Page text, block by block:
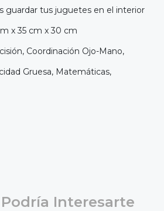
tus juguetes en el interior
x 35 cm x 30 cm
Coordinación Ojo-Mano,
Gruesa, Matemáticas,
Interesarte